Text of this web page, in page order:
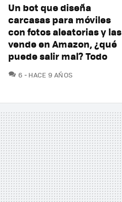
Un bot que diseña
carcasas para móviles
con fotos aleatorias y las
vende en Amazon, ¿qué
puede salir mal? Todo
6 COMENTARIOS
HACE 9 AÑOS